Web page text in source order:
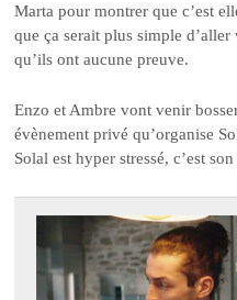
Marta pour montrer que c’est
que ça serait plus simple
qu’ils ont aucune preuve.
Enzo et Ambre vont venir
évènement privé qu’organise
Solal est hyper stressé, c’est